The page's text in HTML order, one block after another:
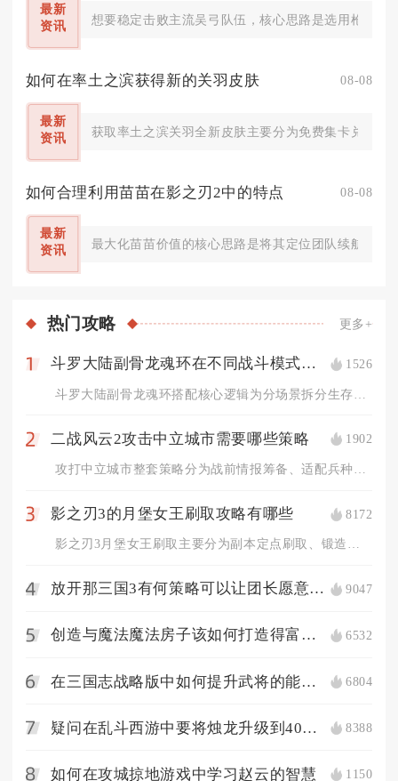
最新
资讯
想要稳定击败主流吴弓队伍，核心思路是选用枪兵
如何在率土之滨获得新的关羽皮肤 08-08
最新
资讯
获取率土之滨关羽全新皮肤主要分为免费集卡兑换
如何合理利用苗苗在影之刃2中的特点 08-08
最新
资讯
最大化苗苗价值的核心思路是将其定位团队续航辅
热门攻略 更多+
1 斗罗大陆副骨龙魂环在不同战斗模式下的搭配策略是什么 1526
2 二战风云2攻击中立城市需要哪些策略 1902
3 影之刃3的月堡女王刷取攻略有哪些 8172
影之刃3月堡女王刷取主要分为副本定点刷取、锻造合成、无尽劫境...
4 放开那三国3有何策略可以让团长愿意分庭抗礼 9047
5 创造与魔法魔法房子该如何打造得富有美感 6532
6 在三国志战略版中如何提升武将的能力值 6804
7 疑问在乱斗西游中要将烛龙升级到40级要怎么办 8388
8 如何在攻城掠地游戏中学习赵云的智慧 1150